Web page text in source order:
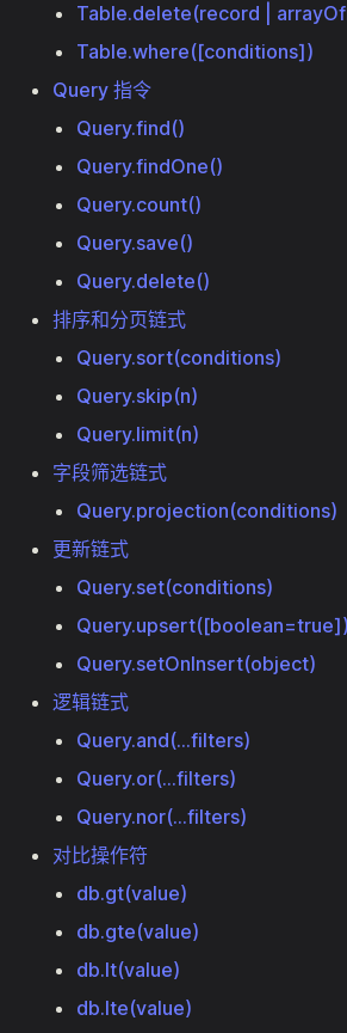
Table.delete(record |
Table.where([conditions])
Query 指令
Query.find()
Query.findOne()
Query.count()
Query.save()
Query.delete()
排序和分页链式
Query.sort(conditions)
Query.skip(n)
Query.limit(n)
字段筛选链式
Query.projection(conditions)
更新链式
Query.set(conditions)
Query.upsert([boolean=true])
Query.setOnInsert(object)
逻辑链式
Query.and(...filters)
Query.or(...filters)
Query.nor(...filters)
对比操作符
db.gt(value)
db.gte(value)
db.lt(value)
db.lte(value)